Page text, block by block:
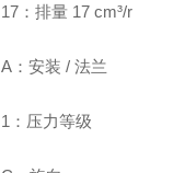
17：排量 17 cm³/r
A：安装 / 法兰
1：压力等级